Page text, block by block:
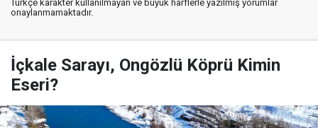
Türkçe karakter kullanılmayan ve büyük harflerle yazılmış yorumlar
onaylanmamaktadır.
İçkale Sarayı, Ongözlü Köprü Kimin
Eseri?